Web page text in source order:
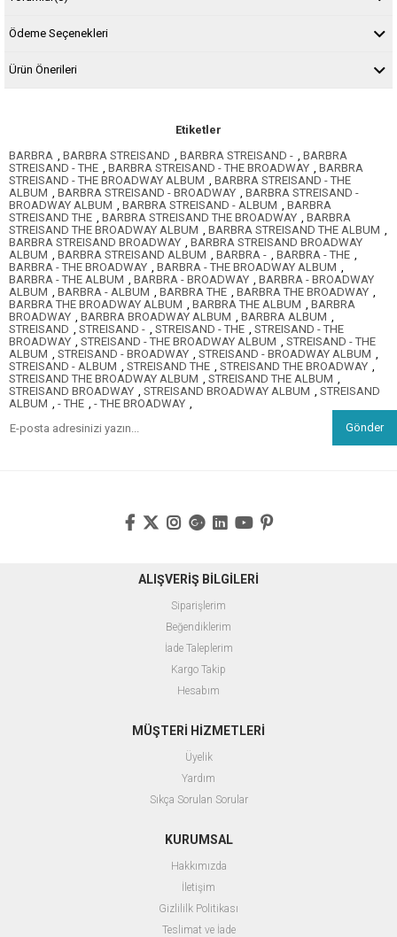
Ödeme Seçenekleri
Ürün Önerileri
Etiketler
BARBRA , BARBRA STREISAND , BARBRA STREISAND - , BARBRA
STREISAND - THE , BARBRA STREISAND - THE BROADWAY , BARBRA
STREISAND - THE BROADWAY ALBUM , BARBRA STREISAND - THE
ALBUM , BARBRA STREISAND - BROADWAY , BARBRA STREISAND -
BROADWAY ALBUM , BARBRA STREISAND - ALBUM , BARBRA
STREISAND THE , BARBRA STREISAND THE BROADWAY , BARBRA
STREISAND THE BROADWAY ALBUM , BARBRA STREISAND THE ALBUM ,
BARBRA STREISAND BROADWAY , BARBRA STREISAND BROADWAY
ALBUM , BARBRA STREISAND ALBUM , BARBRA - , BARBRA - THE ,
BARBRA - THE BROADWAY , BARBRA - THE BROADWAY ALBUM ,
BARBRA - THE ALBUM , BARBRA - BROADWAY , BARBRA - BROADWAY
ALBUM , BARBRA - ALBUM , BARBRA THE , BARBRA THE BROADWAY ,
BARBRA THE BROADWAY ALBUM , BARBRA THE ALBUM , BARBRA
BROADWAY , BARBRA BROADWAY ALBUM , BARBRA ALBUM ,
STREISAND , STREISAND - , STREISAND - THE , STREISAND - THE
BROADWAY , STREISAND - THE BROADWAY ALBUM , STREISAND - THE
ALBUM , STREISAND - BROADWAY , STREISAND - BROADWAY ALBUM ,
STREISAND - ALBUM , STREISAND THE , STREISAND THE BROADWAY ,
STREISAND THE BROADWAY ALBUM , STREISAND THE ALBUM ,
STREISAND BROADWAY , STREISAND BROADWAY ALBUM , STREISAND
ALBUM , - THE , - THE BROADWAY ,
Gönder
ALIŞVERİŞ BİLGİLERİ
Siparişlerim
Beğendiklerim
İade Taleplerim
Kargo Takip
Hesabım
MÜŞTERİ HİZMETLERİ
Üyelik
Yardım
Sıkça Sorulan Sorular
KURUMSAL
Hakkımızda
İletişim
Gizlililk Politikası
Teslimat ve İade